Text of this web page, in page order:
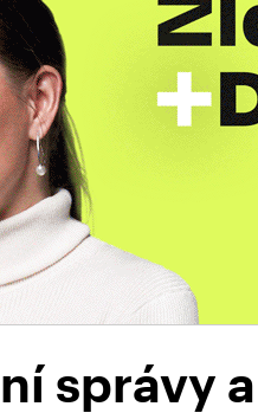
správy